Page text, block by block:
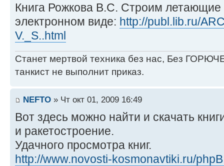
Книга Рожкова В.С. Строим
электронном виде: http://publ.lib.ru/
V._S..html
Станет мертвой техника без нас, Без
танкист не выполнит приказ.
NEFTO » Чт окт 01, 2009 16:49
Вот здесь можно найти и скачать
и ракетостроение.
Удачного просмотра книг.
http://www.novosti-kosmonavtiki.ru/